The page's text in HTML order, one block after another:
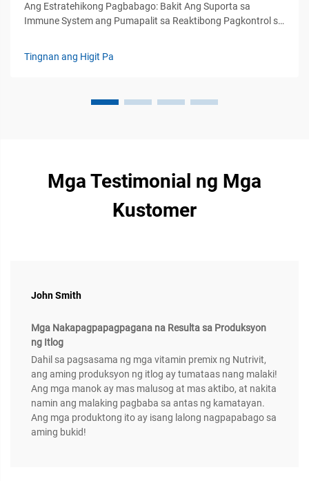
Ang Estratehikong Pagbabago: Bakit Ang Suporta sa
Immune System ang Pumapalit sa Reaktibong Pagkontrol sa
sa paggawa ay umaasa nang lubos sa mga reaktibong
kapag sumulpot ang mga sakit...
Tingnan ang Higit Pa
Mga Testimonial ng Mga
Kustomer
John Smith
Mga Nakapagpapagpagana na Resulta sa Produksyon
ng Itlog
Dahil sa pagsasama ng mga vitamin premix ng Nutrivit,
ang aming produksyon ng itlog ay tumataas nang malaki!
Ang mga manok ay mas malusog at mas aktibo, at nakita
namin ang malaking pagbaba sa antas ng kamatayan.
Ang mga produktong ito ay isang lalong nagpapabago sa
aming bukid!